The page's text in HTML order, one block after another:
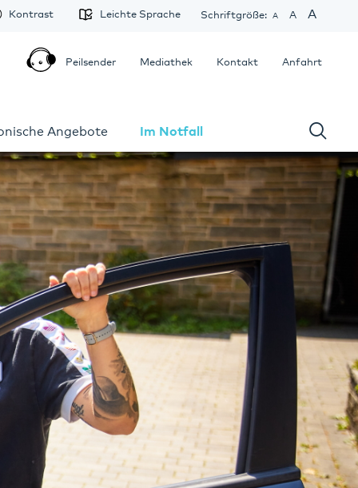
Angebote Im Notfall
Schriftgröße: A A A
Leichte Sprache
Kontrast
Anfahrt
Kontakt
Mediathek
Peilsender